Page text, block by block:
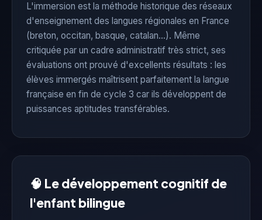
L'immersion est la méthode historique des réseaux
d'enseignement des langues régionales en France
(breton, occitan, basque, catalan...). Même
critiquée par un cadre administratif très strict, ses
évaluations ont prouvé d'excellents résultats : les
élèves immergés maîtrisent parfaitement la langue
française en fin de cycle 3 car ils développent de
puissances aptitudes transférables.
🧠 Le développement cognitif de
l'enfant bilingue